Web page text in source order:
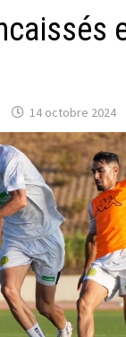
14 octobre 2024